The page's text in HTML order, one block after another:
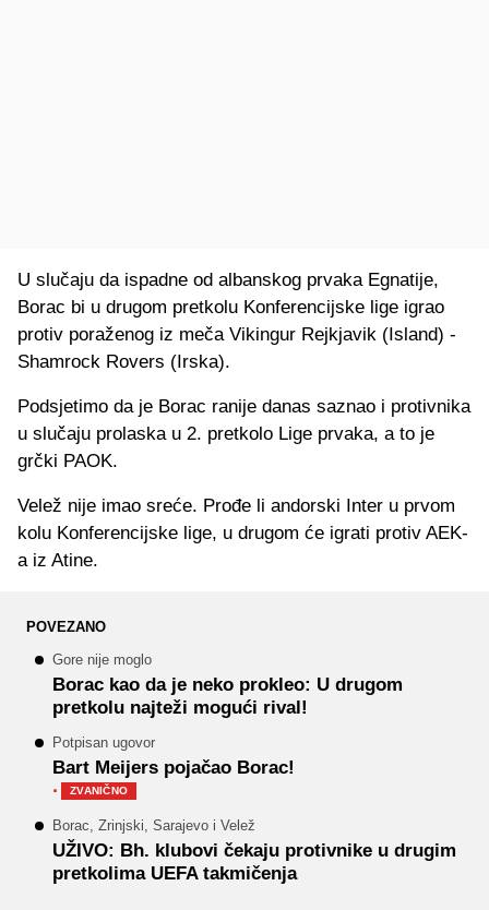
U slučaju da ispadne od albanskog prvaka Egnatije,
Borac bi u drugom pretkolu Konferencijske lige igrao
protiv poraženog iz meča Vikingur Rejkjavik (Island) -
Shamrock Rovers (Irska).
Podsjetimo da je Borac ranije danas saznao i protivnika
u slučaju prolaska u 2. pretkolo Lige prvaka, a to je
grčki PAOK.
Velež nije imao sreće. Prođe li andorski Inter u prvom
kolu Konferencijske lige, u drugom će igrati protiv AEK-
a iz Atine.
POVEZANO
Gore nije moglo
Borac kao da je neko prokleo: U drugom
pretkolu najteži mogući rival!
Potpisan ugovor
Bart Meijers pojačao Borac!
· ZVANIČNO
Borac, Zrinjski, Sarajevo i Velež
UŽIVO: Bh. klubovi čekaju protivnike u drugim
pretkolima UEFA takmičenja